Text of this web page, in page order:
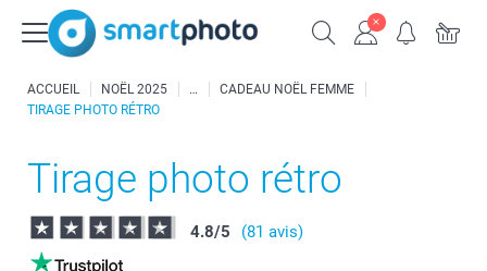
ACCUEIL NOËL 2025
CADEAU NOËL FEMME
TIRAGE PHOTO RÉTRO
Tirage photo rétro
4.8/5 (81 avis)